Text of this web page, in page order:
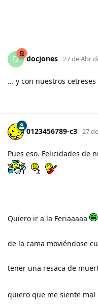
D docjones 27 de Abr
... y con nuestros cetreses
0123456789-c3 27
Pues eso. Felicidades de
Quiero ir a la Feriaaaaa
de la cama moviéndose
tener una resaca de
quiero que me siente